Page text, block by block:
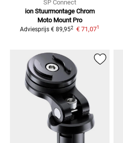
SP Connect
ion Stuurmontage Chrom
Moto Mount Pro
Adviesprijs € 89,952 € 71,071